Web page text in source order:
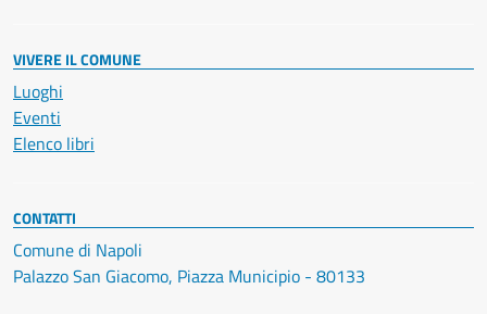
VIVERE IL COMUNE
Luoghi
Eventi
Elenco libri
CONTATTI
Comune di Napoli
Palazzo San Giacomo, Piazza Municipio - 80133